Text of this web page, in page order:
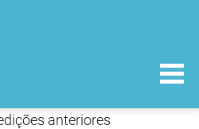
anteriores